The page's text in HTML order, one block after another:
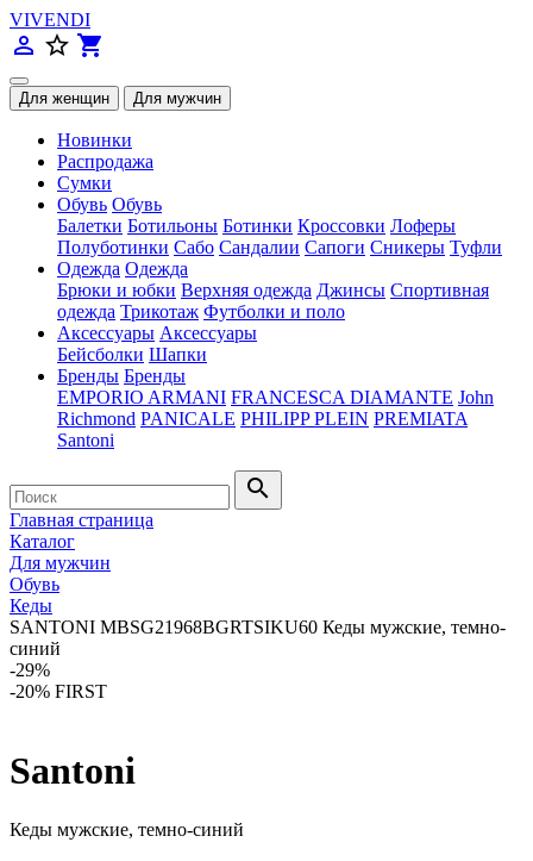
VIVENDI
person_outline star_border shopping_cart
Новинки
Распродажа
Сумки
Обувь Обувь
Балетки Ботильоны Ботинки Кроссовки Лоферы
Полуботинки Сабо Сандалии Сапоги Сникеры Туфли
Одежда Одежда
Брюки и юбки Верхняя одежда Джинсы Спортивная
одежда Трикотаж Футболки и поло
Аксессуары Аксессуары
Бейсболки Шапки
Бренды Бренды
EMPORIO ARMANI FRANCESCA DIAMANTE John
Richmond PANICALE PHILIPP PLEIN PREMIATA
Santoni
search
Главная страница
Каталог
Для мужчин
Обувь
Кеды
SANTONI MBSG21968BGRTSIKU60 Кеды мужские, темно-
синий
-29%
-20% FIRST
Santoni
Кеды мужские, темно-синий